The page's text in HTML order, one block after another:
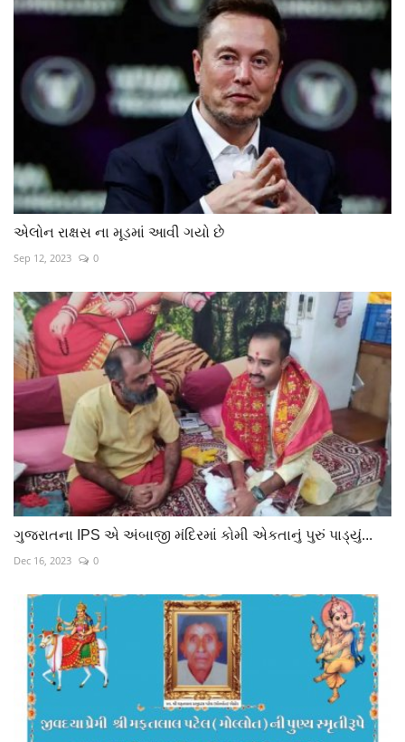
એલોન રાક્ષસ ના મૂડમાં આવી ગયો છે
Sep 12, 2023 0
ગુજરાતના IPS એ અંબાજી મંદિરમાં કોમી એકતાનું પુરું પાડ્યું...
Dec 16, 2023 0